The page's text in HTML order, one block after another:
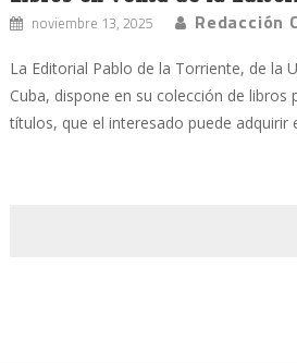
noviembre 13, 2025 Redacción
La Editorial Pablo de la Torriente, de la
Cuba, dispone en su colección de libros
títulos, que el interesado puede adquirir